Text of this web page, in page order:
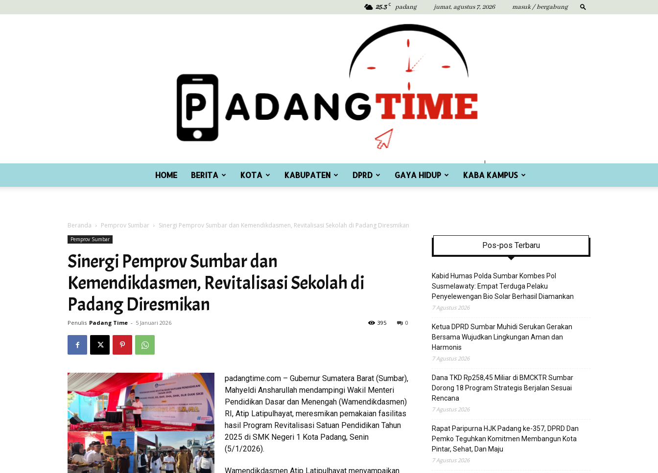
25.3 C padang jumat, agustus 7, 2026 masuk / bergabung
HOME BERITA KOTA KABUPATEN DPRD GAYA HIDUP KABA KAMPUS
Beranda Pemprov Sumbar Sinergi Pemprov Sumbar dan Kemendikdasmen, Revitalisasi Sekolah di Padang Diresmikan
Pemprov Sumbar
Sinergi Pemprov Sumbar dan
Kemendikdasmen, Revitalisasi Sekolah di
Padang Diresmikan
Penulis Padang Time - 5 Januari 2026 0
395
padangtime.com – Gubernur Sumatera Barat (Sumbar),
Mahyeldi Ansharullah mendampingi Wakil Menteri
Pendidikan Dasar dan Menengah (Wamendikdasmen)
RI, Atip Latipulhayat, meresmikan pemakaian fasilitas
hasil Program Revitalisasi Satuan Pendidikan Tahun
2025 di SMK Negeri 1 Kota Padang, Senin
(5/1/2026).
Wamendikdasmen Atip Latipulhayat menyampaikan
Pos-pos Terbaru
Kabid Humas Polda Sumbar Kombes Pol
Susmelawaty: Empat Terduga Pelaku
Penyelewengan Bio Solar Berhasil Diamankan
7 Agustus 2026
Ketua DPRD Sumbar Muhidi Serukan Gerakan
Bersama Wujudkan Lingkungan Aman dan
Harmonis
7 Agustus 2026
Dana TKD Rp258,45 Miliar di BMCKTR Sumbar
Dorong 18 Program Strategis Berjalan Sesuai
Rencana
7 Agustus 2026
Rapat Paripurna HJK Padang ke-357, DPRD Dan
Pemko Teguhkan Komitmen Membangun Kota
Pintar, Sehat, Dan Maju
7 Agustus 2026